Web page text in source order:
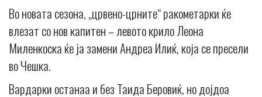
Во новата сезона, „црвено-црните“ ракометарки ќе
влезат со нов капитен – левото крило Леона
Миленкоска ќе ја замени Андреа Илиќ, која се пресели
во Чешка.
Вардарки останаа и без Таида Беровиќ, но дојдоа